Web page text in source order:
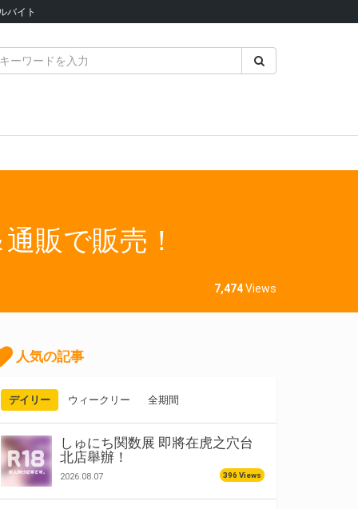
バイト
販で販売！
7,474Views
人気の記事
デイリー ウィークリー 全期間
しゅにち関数展 即將在虎之穴台
北店舉辦！
2026.08.07 396 Views